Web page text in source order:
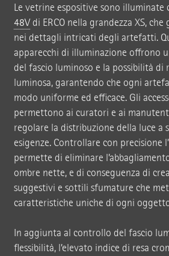
Le vetrine espositive sono
48Vdi ERCO nella grandezza XS,
nei dettagli intricati degli artefatti.
apparecchi di illuminazione offrono
del fascio luminoso e la possibilità di
luminosa, garantendo che ogni
modo uniforme ed efficace. Gli
permettono ai curatori e ai
regolare la distribuzione della luce a
esigenze. Controllare con precisione
permette di eliminare
ombre nette, e di conseguenza di
suggestivi e sottili sfumature che
caratteristiche uniche di ogni
In aggiunta al controllo del fascio
flessibilità, l’elevato indice di resa